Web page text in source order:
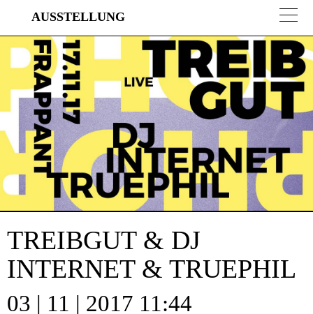
Hauptnavigation
springen
Inhalt
springen
AUSSTELLUNG
TREIBGUT & DJ
INTERNET & TRUEPHIL
03 | 11 | 2017 11:44